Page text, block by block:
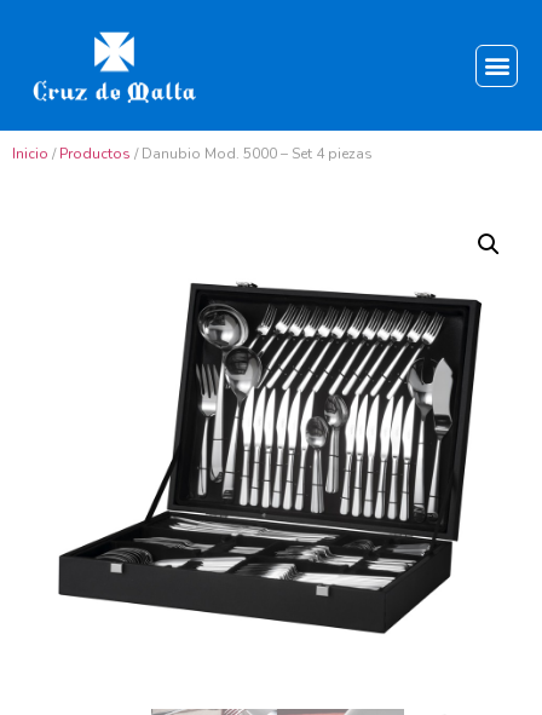
Inicio /Productos / Danubio Mod. 5000 – Set 4 piezas